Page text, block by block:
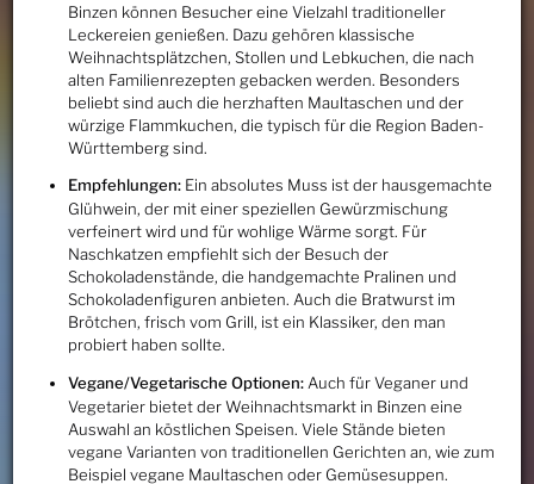
Binzen können Besucher eine Vielzahl traditioneller
Leckereien genießen. Dazu gehören klassische
Weihnachtsplätzchen, Stollen und Lebkuchen, die nach
alten Familienrezepten gebacken werden. Besonders
beliebt sind auch die herzhaften Maultaschen und der
würzige Flammkuchen, die typisch für die Region Baden-
Württemberg sind.
Empfehlungen:Ein absolutes Muss ist der hausgemachte
Glühwein, der mit einer speziellen Gewürzmischung
verfeinert wird und für wohlige Wärme sorgt. Für
Naschkatzen empfiehlt sich der Besuch der
Schokoladenstände, die handgemachte Pralinen und
Schokoladenfiguren anbieten. Auch die Bratwurst im
Brötchen, frisch vom Grill, ist ein Klassiker, den man
probiert haben sollte.
Vegane/Vegetarische Optionen:Auch für Veganer und
Vegetarier bietet der Weihnachtsmarkt in Binzen eine
Auswahl an köstlichen Speisen. Viele Stände bieten
vegane Varianten von traditionellen Gerichten an, wie zum
Beispiel vegane Maultaschen oder Gemüsesuppen.